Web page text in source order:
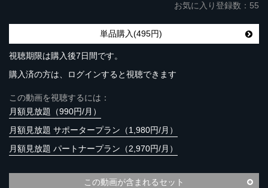
お気に入り登録数：55
単品購入(495円)
視聴期限は購入後7日間です。
購入済の方は、ログインすると視聴できます
この動画を視聴するには：
月額見放題（990円/月）
月額見放題 サポータープラン（1,980円/月）
月額見放題 パートナープラン（2,970円/月）
この動画が含まれるセット